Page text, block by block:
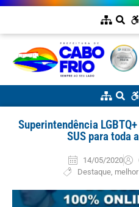
Superintendência
SUS para toda
14/05/2020
Destaque